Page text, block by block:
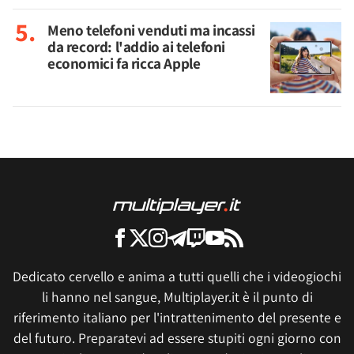
Meno telefoni venduti ma incassi
da record: l'addio ai telefoni
economici fa ricca Apple
Dedicato cervello e anima a tutti quelli che i videogiochi
li hanno nel sangue, Multiplayer.it è il punto di
riferimento italiano per l'intrattenimento del presente e
del futuro. Preparatevi ad essere stupiti ogni giorno con